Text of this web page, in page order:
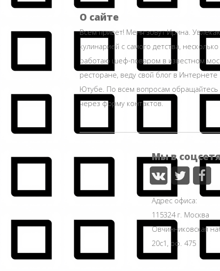
О сайте
Всем привет! Меня зовут Ирина.
кулинарией с самого детства,
работаю шеф-поваром в известном
ресторане, веду свой блог в Интернете
Ютубе. По всем вопросам
через форму контактов.
Мы в
Адрес офиса:
115324 г. Москва
Овчинниковская
20с1, оф. 475